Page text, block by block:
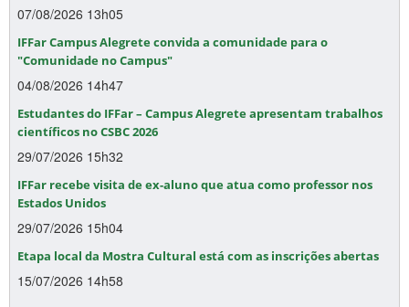
07/08/2026 13h05
IFFar Campus Alegrete convida a comunidade para o
"Comunidade no Campus"
04/08/2026 14h47
Estudantes do IFFar – Campus Alegrete apresentam trabalhos
científicos no CSBC 2026
29/07/2026 15h32
IFFar recebe visita de ex-aluno que atua como professor nos
Estados Unidos
29/07/2026 15h04
Etapa local da Mostra Cultural está com as inscrições abertas
15/07/2026 14h58